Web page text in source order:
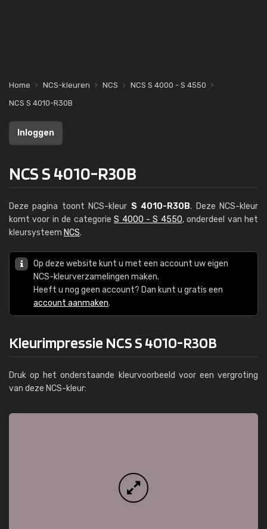
Home NCS-kleuren NCS
NCS S 4000 - S 4550
NCS S 4010-R30B
Inloggen
NCS S 4010-R30B
Deze pagina toont NCS-kleur S 4010-R30B. Deze NCS-kleur
komt voor in de categorieS 4000 - S 4550, onderdeel van het
kleursysteem NCS.
Op deze website kunt u met een account uw eigen
NCS-kleurverzamelingen maken.
Heeft u nog geen account? Dan kunt u gratis een
account aanmaken.
Kleurimpressie NCS S 4010-R30B
Druk op het onderstaande kleurvoorbeeld voor een vergroting
van deze NCS-kleur: